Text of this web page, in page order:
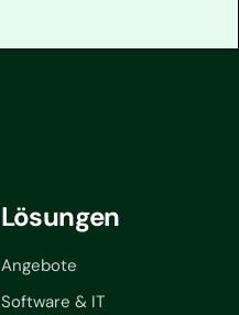
Lösungen
Angebote
Software & IT